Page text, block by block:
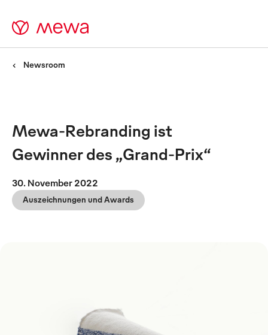
Newsroom
Mewa-Rebranding ist
Gewinner des „Grand-Prix“
30. November 2022
Auszeichnungen und Awards